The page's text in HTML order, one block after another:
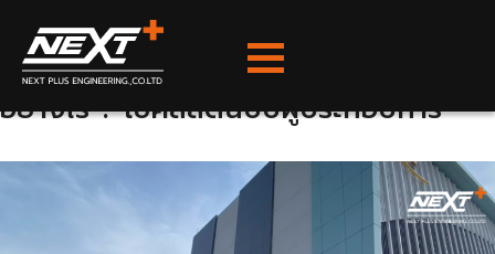
content
ไม่มีหมวดหมู่
วิธีเลือกบริษัทรับเหมาก่อสร้างโรงงาน
อย่างไร ? เช็คลิสต์ฉบับผู้ประกอบการ